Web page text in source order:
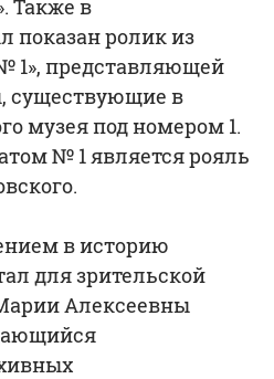
Также в
показан ролик из
1», представляющей
существующие в
музея под номером 1.
№ 1 является рояль
в историю
для зрительской
Алексеевны